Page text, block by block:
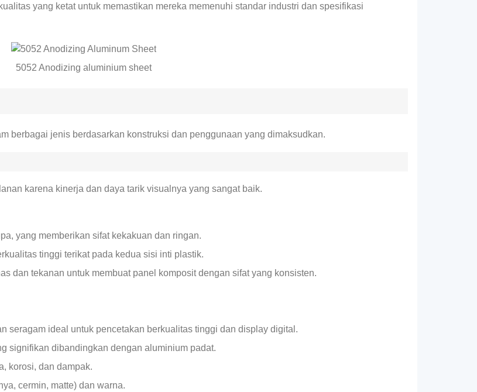
yang ketat untuk memastikan mereka memenuhi standar industri dan spesifikasi
5052 Anodizing aluminium sheet
berbagai jenis berdasarkan konstruksi dan penggunaan yang dimaksudkan.
karena kinerja dan daya tarik visualnya yang sangat baik.
yang memberikan sifat kekakuan dan ringan.
tinggi terikat pada kedua sisi inti plastik.
dan tekanan untuk membuat panel komposit dengan sifat yang konsisten.
seragam ideal untuk pencetakan berkualitas tinggi dan display digital.
signifikan dibandingkan dengan aluminium padat.
korosi, dan dampak.
cermin, matte) dan warna.